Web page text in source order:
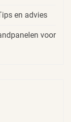
en advies
voor